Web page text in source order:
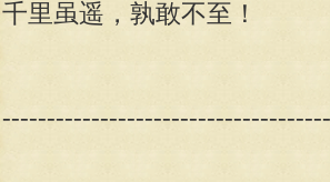
千里虽遥，孰敢不至！